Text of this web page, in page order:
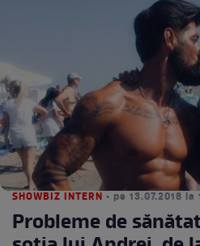
SHOWBIZ INTERN • pe 13.07.2018 la
Probleme de